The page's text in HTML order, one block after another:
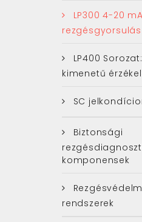
LP300 4-20
LP400
kimenetű
SC
Biztonsági
komponensek
rendszerek